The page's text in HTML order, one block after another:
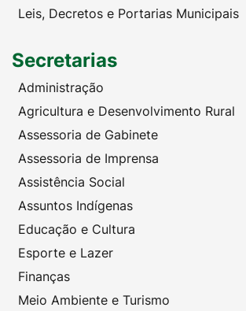
Leis, Decretos e Portarias Municipais
Secretarias
Administração
Agricultura e Desenvolvimento Rural
Assessoria de Gabinete
Assessoria de Imprensa
Assistência Social
Assuntos Indígenas
Educação e Cultura
Esporte e Lazer
Finanças
Meio Ambiente e Turismo